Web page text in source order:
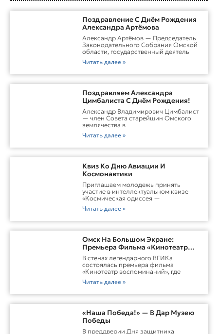
Поздравление С Днём Рождения
Александра Артёмова
Александр Артёмов — Председатель
Законодательного Собрания Омской
области, государственный деятель
Читать далее »
Поздравляем Александра
Цимбалиста С Днём Рождения!
Александр Владимирович Цимбалист
— член Совета старейшин Омского
землячества в
Читать далее »
Квиз Ко Дню Авиации И
Космонавтики
Приглашаем молодежь принять
участие в интеллектуальном квизе
«Космическая одиссея —
Читать далее »
Омск На Большом Экране:
Премьера Фильма «Кинотеатр
Воспоминаний»
В стенах легендарного ВГИКа
состоялась премьера фильма
«Кинотеатр воспоминаний», где
Читать далее »
«Наша Победа!» — В Дар Музею
Победы
В преддверии Дня защитника